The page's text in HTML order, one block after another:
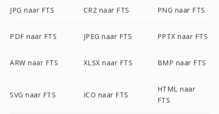
JPG naar FTS CR2 naar FTS PNG naar FTS
PDF naar FTS JPEG naar FTS PPTX naar FTS
ARW naar FTS XLSX naar FTS BMP naar FTS
SVG naar FTS ICO naar FTS
HTML naar
FTS